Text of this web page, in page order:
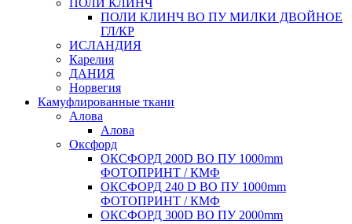
ПОЛИ КЛИНЧ
ПОЛИ КЛИНЧ ВО ПУ МИЛКИ ДВОЙНОЕ
ГЛ/КР
ИСЛАНДИЯ
Карелия
ДАНИЯ
Норвегия
Камуфлированные ткани
Алова
Алова
Оксфорд
ОКСФОРД 200D ВО ПУ 1000mm
ФОТОПРИНТ / КМФ
ОКСФОРД 240 D ВО ПУ 1000mm
ФОТОПРИНТ / КМФ
ОКСФОРД 300D ВО ПУ 2000mm